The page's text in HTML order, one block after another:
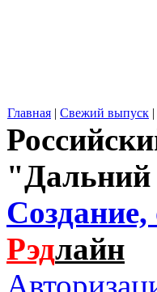
Главная | Свежий выпуск |
"Дальний
Рэдлайн